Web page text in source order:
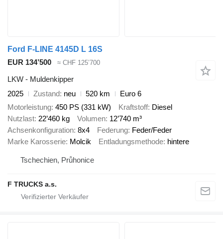
Ford F-LINE 4145D L 16S
EUR 134’500
≈ CHF 125’700
LKW - Muldenkipper
2025
Zustand neu 520 km
Euro 6
Motorleistung 450 PS (331 kW) Kraftstoff Diesel
Nutzlast 22’460 kg Volumen 12’740 m³
Achsenkonfiguration 8x4 Federung Feder/Feder
Marke Karosserie Molcik Entladungsmethode hintere
Tschechien, Průhonice
F TRUCKS a.s.